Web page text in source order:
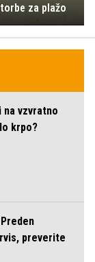
za plažo
vzvratno
krpo?
preverite